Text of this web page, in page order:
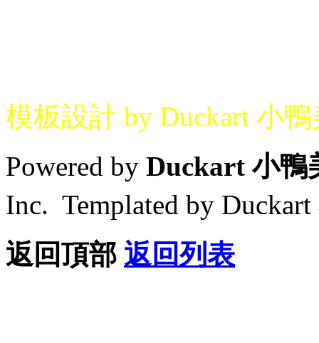
模板設計 by Duckart 小
Powered by Duckart 小鴨
Inc. Templated by
返回頂部 返回列表